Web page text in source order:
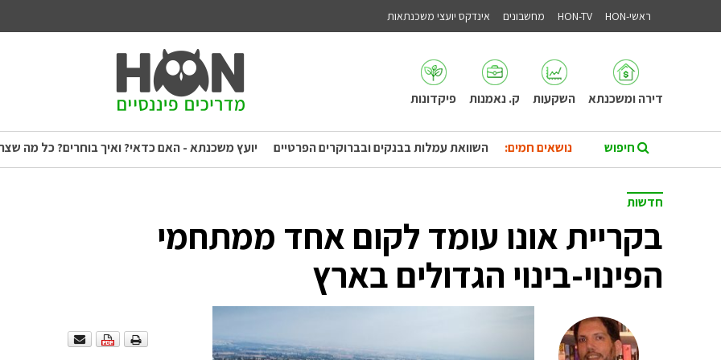
ראשי-HON HON-TV מחשבונים אינדקס יועצי משכנתאות
דירה ומשכנתא השקעות ק. נאמנות פיקדונות
נושאים חמים: השוואת עמלות בבנקים ובברוקרים הפרטיים יועץ משכנתא - האם כדאי? ואיך בוחרים? כל מה
חדשות
בקריית אונו עומד לקום אחד ממתחמי
הפינוי-בינוי הגדולים בארץ